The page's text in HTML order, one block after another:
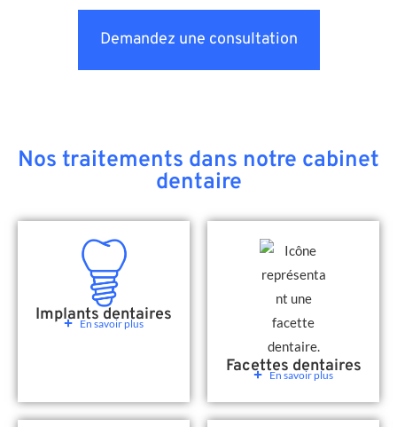
Demandez une consultation
Nos traitements dans notre cabinet
dentaire
Implants dentaires
En savoir plus
Facettes dentaires
En savoir plus